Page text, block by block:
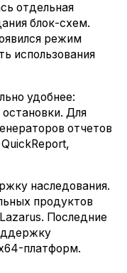
отдельная
блок-схем.
режим
использования
удобнее:
остановки. Для
отчетов
наследования.
продуктов
Последние
платформ.